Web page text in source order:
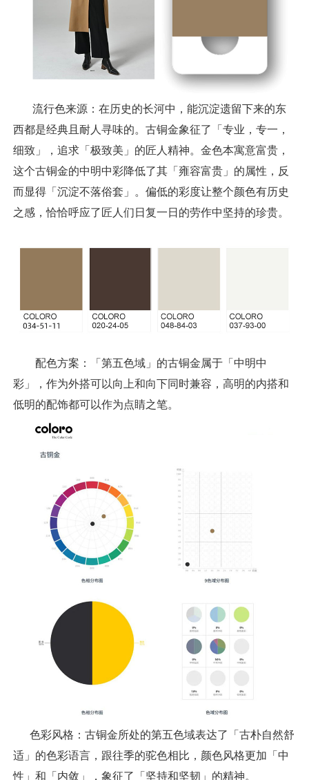
流行色来源：在历史的长河中，能沉淀遗留下来的东
西都是经典且耐人寻味的。古铜金象征了「专业，专一，
细致」，追求「极致美」的匠人精神。金色本寓意富贵，
这个古铜金的中明中彩降低了其「雍容富贵」的属性，反
而显得「沉淀不落俗套」。偏低的彩度让整个颜色有历史
之感，恰恰呼应了匠人们日复一日的劳作中坚持的珍贵。
配色方案：「第五色域」的古铜金属于「中明中
彩」，作为外搭可以向上和向下同时兼容，高明的内搭和
低明的配饰都可以作为点睛之笔。
色彩风格：古铜金所处的第五色域表达了「古朴自然舒
适」的色彩语言，跟往季的驼色相比，颜色风格更加「中
性」和「内敛」，象征了「坚持和坚韧」的精神。